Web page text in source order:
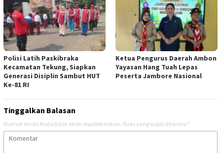
Polisi Latih Paskibraka
Kecamatan Tekung, Siapkan
Generasi Disiplin Sambut HUT
Ke-81 RI
Ketua Pengurus Daerah Ambon
Yayasan Hang Tuah Lepas
Peserta Jambore Nasional
Tinggalkan Balasan
Alamat email Anda tidak akan dipublikasikan. Ruas yang wajib ditandai *